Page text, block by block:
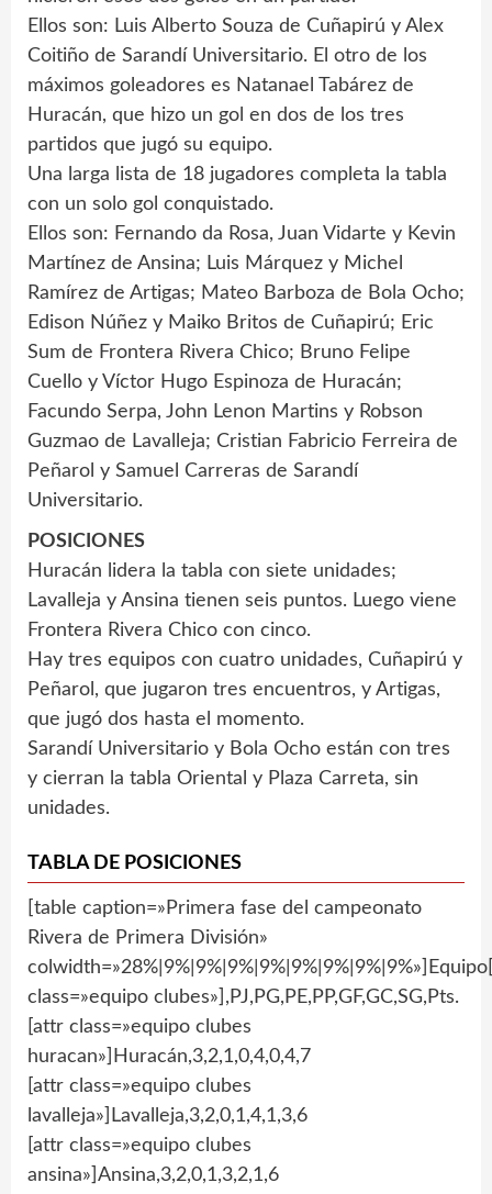
Ellos son: Luis Alberto Souza de Cuñapirú y Alex
Coitiño de Sarandí Universitario. El otro de los
máximos goleadores es Natanael Tabárez de
Huracán, que hizo un gol en dos de los tres
partidos que jugó su equipo.
Una larga lista de 18 jugadores completa la tabla
con un solo gol conquistado.
Ellos son: Fernando da Rosa, Juan Vidarte y Kevin
Martínez de Ansina; Luis Márquez y Michel
Ramírez de Artigas; Mateo Barboza de Bola Ocho;
Edison Núñez y Maiko Britos de Cuñapirú; Eric
Sum de Frontera Rivera Chico; Bruno Felipe
Cuello y Víctor Hugo Espinoza de Huracán;
Facundo Serpa, John Lenon Martins y Robson
Guzmao de Lavalleja; Cristian Fabricio Ferreira de
Peñarol y Samuel Carreras de Sarandí
Universitario.
POSICIONES
Huracán lidera la tabla con siete unidades;
Lavalleja y Ansina tienen seis puntos. Luego viene
Frontera Rivera Chico con cinco.
Hay tres equipos con cuatro unidades, Cuñapirú y
Peñarol, que jugaron tres encuentros, y Artigas,
que jugó dos hasta el momento.
Sarandí Universitario y Bola Ocho están con tres
y cierran la tabla Oriental y Plaza Carreta, sin
unidades.
TABLA DE POSICIONES
[table caption=»Primera fase del campeonato
Rivera de Primera División»
class=»equipo clubes»],PJ,PG,PE,PP,GF,GC,SG,Pts.
[attr class=»equipo clubes
huracan»]Huracán,3,2,1,0,4,0,4,7
[attr class=»equipo clubes
lavalleja»]Lavalleja,3,2,0,1,4,1,3,6
[attr class=»equipo clubes
ansina»]Ansina,3,2,0,1,3,2,1,6